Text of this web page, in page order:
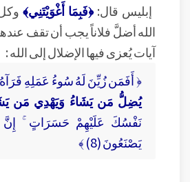
إبليس قال:﴿فَبِمَا أَغْوَيْتَنِي﴾
الله أضلَّ فلاناً يجب أن تقف
آيات يُعزى فيها الإضلال إلى الله :
﴿ أَفَمَن زُيِّنَ لَهُ سُوءُ عَمَلِهِ
يُضِلُّ مَن يَشَاءُ وَيَهْدِي مَن
نَفْسُكَ عَلَيْهِمْ حَسَرَاتٍ ۚ إِنَّ
يَصْنَعُونَ (8) ﴾